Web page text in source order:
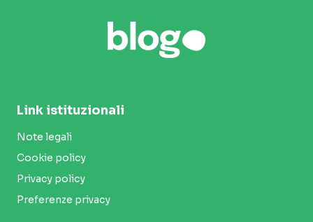
Link istituzionali
Note legali
Cookie policy
Privacy policy
Preferenze privacy